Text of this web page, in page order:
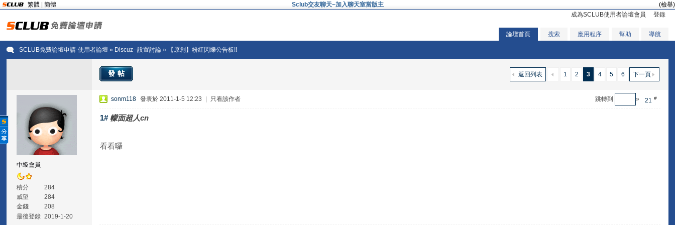
繁體 簡體 Sclub交友聊天~加入聊天室當版主
(檢舉)
成為SCLUB使用者論壇會員
登錄
論壇首頁 搜索 應用程序 幫助 導航
SCLUB免費論壇申請-使用者論壇 » Discuz--設置討論 » 【原創】粉紅閃爍公告板!!
1 2 3 4 5 6 下一頁
返回列表
發帖
中級會員
積分
284
威望
284
金錢
208
最後登錄 2019-1-20
21 #
跳轉到 »
sonm118 發表於 2011-1-5 12:23 只看該作者
1# 幪面超人cn
看看囉